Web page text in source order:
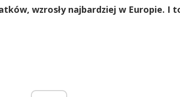
wzrosły najbardziej w Europie. I